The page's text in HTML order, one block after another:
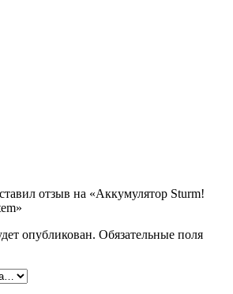
отзыв на «Аккумулятор Sturm!
опубликован. Обязательные поля